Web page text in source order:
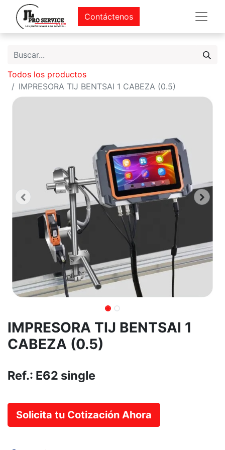
Contáctenos
Todos los productos
IMPRESORA TIJ BENTSAI 1 CABEZA (0.5)
IMPRESORA TIJ BENTSAI 1
CABEZA (0.5)
Ref.: E62 single
Solicita tu Cotización Ahora